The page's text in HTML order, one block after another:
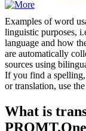
Examples of word
linguistic purposes,
language and how
are automatically
sources using
If you find a
or translation, use
What is
PROMT.One